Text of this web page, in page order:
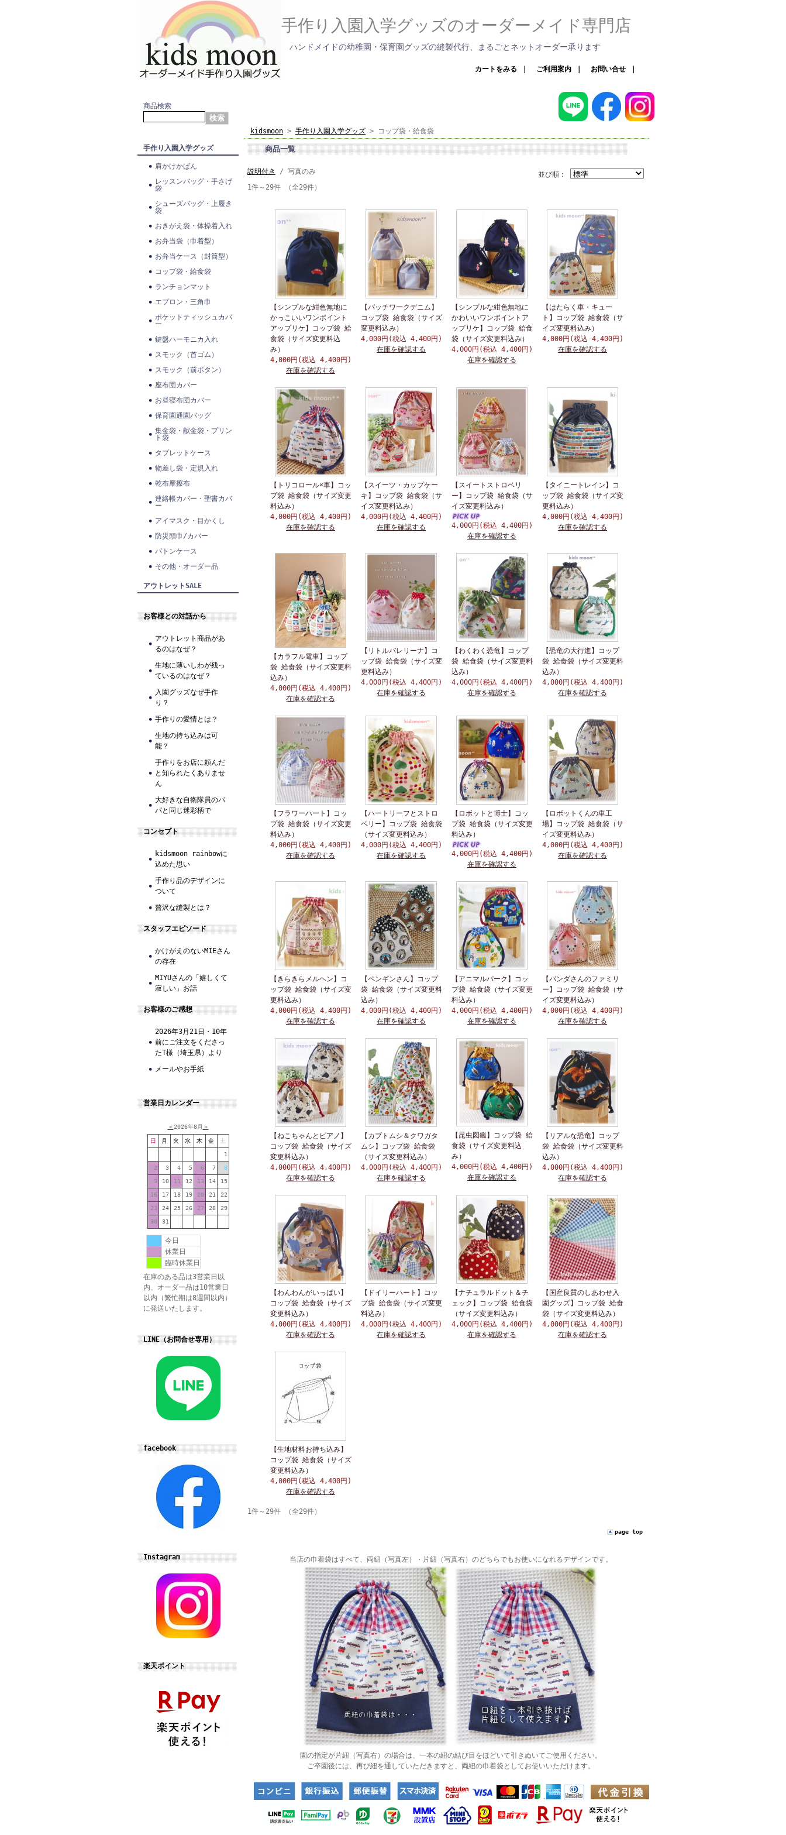
手作り入園入学グッズのオーダーメイド専門店
ハンドメイドの幼稚園・保育園グッズの縫製代行、まるごとネットオーダー承ります
カートをみる ご利用案内 お問い合せ
商品検索
手作り入園入学グッズ
肩かけかばん
レッスンバッグ・手さげ
袋
シューズバッグ・上履き
袋
おきがえ袋・体操着入れ
お弁当袋（巾着型）
お弁当ケース（封筒型）
コップ袋・給食袋
ランチョンマット
エプロン・三角巾
ポケットティッシュカバ
ー
鍵盤ハーモニカ入れ
スモック（首ゴム）
スモック（前ボタン）
座布団カバー
お昼寝布団カバー
保育園通園バッグ
集金袋・献金袋・プリン
ト袋
タブレットケース
物差し袋・定規入れ
乾布摩擦布
連絡帳カバー・聖書カバ
ー
アイマスク・目かくし
防災頭巾/カバー
バトンケース
その他・オーダー品
アウトレットSALE
お客様との対話から
アウトレット商品があ
るのはなぜ？
生地に薄いしわが残っ
ているのはなぜ？
入園グッズなぜ手作
り？
手作りの愛情とは？
生地の持ち込みは可
能？
手作りをお店に頼んだ
と知られたくありませ
ん
大好きな自衛隊員のパ
パと同じ迷彩柄で
コンセプト
kidsmoon rainbowに
込めた思い
手作り品のデザインに
ついて
贅沢な縫製とは？
スタッフエピソード
かけがえのないMIEさん
の存在
MIYUさんの「嬉しくて
寂しい」お話
お客様のご感想
2026年3月21日・10年
前にご注文をくださっ
たT様（埼玉県）より
メールやお手紙
営業日カレンダー
＜2026年8月 ＞
日 月 火 水 木 金 土
1
2 3 4 5 6 7 8
9 10 11 12 13 14 15
16 17 18 19 20 21 22
23 24 25 26 27 28 29
30 31
今日
休業日
臨時休業日
在庫のある品は3営業日以
内、オーダー品は10営業日
以内（繁忙期は8週間以内）
に発送いたします。
LINE（お問合せ専用）
facebook
Instagram
楽天ポイント
kidsmoon > 手作り入園入学グッズ > コップ袋・給食袋
商品一覧
並び順：
説明付き
/ 写真のみ
1件～29件 （全29件）
【シンプルな紺色無地に
かっこいいワンポイント
アップリケ】コップ袋 給
食袋（サイズ変更料込
み）
4,000円(税込 4,400円)
在庫を確認する
【パッチワークデニム】
コップ袋 給食袋（サイズ
変更料込み）
4,000円(税込 4,400円)
在庫を確認する
【シンプルな紺色無地に
かわいいワンポイントア
ップリケ】コップ袋 給食
袋（サイズ変更料込み）
4,000円(税込 4,400円)
在庫を確認する
【はたらく車・キュー
ト】コップ袋 給食袋（サ
イズ変更料込み）
4,000円(税込 4,400円)
在庫を確認する
【トリコロール×車】コッ
プ袋 給食袋（サイズ変更
料込み）
4,000円(税込 4,400円)
在庫を確認する
【スイーツ・カップケー
キ】コップ袋 給食袋（サ
イズ変更料込み）
4,000円(税込 4,400円)
在庫を確認する
【スイートストロベリ
ー】コップ袋 給食袋（サ
イズ変更料込み）
4,000円(税込 4,400円)
在庫を確認する
【タイニートレイン】コ
ップ袋 給食袋（サイズ変
更料込み）
4,000円(税込 4,400円)
在庫を確認する
【カラフル電車】コップ
袋 給食袋（サイズ変更料
込み）
4,000円(税込 4,400円)
在庫を確認する
【リトルバレリーナ】コ
ップ袋 給食袋（サイズ変
更料込み）
4,000円(税込 4,400円)
在庫を確認する
【わくわく恐竜】コップ
袋 給食袋（サイズ変更料
込み）
4,000円(税込 4,400円)
在庫を確認する
【恐竜の大行進】コップ
袋 給食袋（サイズ変更料
込み）
4,000円(税込 4,400円)
在庫を確認する
【フラワーハート】コッ
プ袋 給食袋（サイズ変更
料込み）
4,000円(税込 4,400円)
在庫を確認する
【ハートリーフとストロ
ベリー】コップ袋 給食袋
（サイズ変更料込み）
4,000円(税込 4,400円)
在庫を確認する
【ロボットと博士】コッ
プ袋 給食袋（サイズ変更
料込み）
4,000円(税込 4,400円)
在庫を確認する
【ロボットくんの車工
場】コップ袋 給食袋（サ
イズ変更料込み）
4,000円(税込 4,400円)
在庫を確認する
【きらきらメルヘン】コ
ップ袋 給食袋（サイズ変
更料込み）
4,000円(税込 4,400円)
在庫を確認する
【ペンギンさん】コップ
袋 給食袋（サイズ変更料
込み）
4,000円(税込 4,400円)
在庫を確認する
【アニマルパーク】コッ
プ袋 給食袋（サイズ変更
料込み）
4,000円(税込 4,400円)
在庫を確認する
【パンダさんのファミリ
ー】コップ袋 給食袋（サ
イズ変更料込み）
4,000円(税込 4,400円)
在庫を確認する
【ねこちゃんとピアノ】
コップ袋 給食袋（サイズ
変更料込み）
4,000円(税込 4,400円)
在庫を確認する
【カブトムシ＆クワガタ
ムシ】コップ袋 給食袋
（サイズ変更料込み）
4,000円(税込 4,400円)
在庫を確認する
【昆虫図鑑】コップ袋 給
食袋（サイズ変更料込
み）
4,000円(税込 4,400円)
在庫を確認する
【リアルな恐竜】コップ
袋 給食袋（サイズ変更料
込み）
4,000円(税込 4,400円)
在庫を確認する
【わんわんがいっぱい】
コップ袋 給食袋（サイズ
変更料込み）
4,000円(税込 4,400円)
在庫を確認する
【ドイリーハート】コッ
プ袋 給食袋（サイズ変更
料込み）
4,000円(税込 4,400円)
在庫を確認する
【ナチュラルドット＆チ
ェック】コップ袋 給食袋
（サイズ変更料込み）
4,000円(税込 4,400円)
在庫を確認する
【国産良質のしあわせ入
園グッズ】コップ袋 給食
袋（サイズ変更料込み）
4,000円(税込 4,400円)
在庫を確認する
【生地材料お持ち込み】
コップ袋 給食袋（サイズ
変更料込み）
4,000円(税込 4,400円)
在庫を確認する
1件～29件 （全29件）
page top
当店の巾着袋はすべて、両紐（写真左）・片紐（写真右）のどちらでもお使いになれるデザインです。
園の指定が片紐（写真右）の場合は、一本の紐の結び目をほどいて引きぬいてご使用ください。
ご卒園後には、再び紐を通していただきますと、両紐の巾着袋としてお使いいただけます。